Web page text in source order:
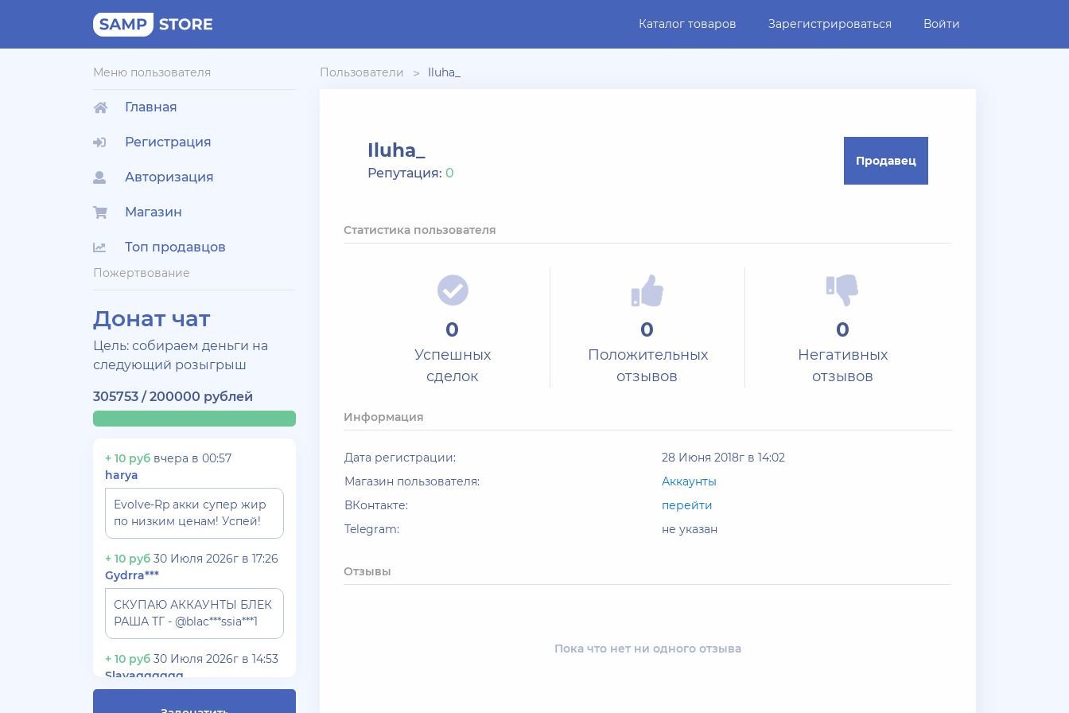
Каталог товаров Зарегистрироваться Войти
Меню пользователя
Главная
Регистрация
Авторизация
Магазин
Топ продавцов
Пожертвование
Донат чат
Цель: собираем деньги на
следующий розыгрыш
305753 / 200000 рублей
+ 10 руб вчера в 00:57
harya
Evolve-Rp акки супер жир
по низким ценам! Успей!
+ 10 руб 30 Июля 2026г в 17:26
Gydrra***
СКУПАЮ АККАУНТЫ БЛЕК
РАША ТГ - @blac***ssia***1
+ 10 руб 30 Июля 2026г в 14:53
Slavagggggg
Пользователи Iluha_
Iluha_
Репутация: 0
Продавец
Статистика пользователя
0
Успешных
сделок
0
Положительных
отзывов
0
Негативных
отзывов
Информация
Дата регистрации:
28 Июня 2018г в 14:02
Магазин пользователя:
Аккаунты
ВКонтакте:
перейти
Telegram:
не указан
Отзывы
Пока что нет ни одного отзыва